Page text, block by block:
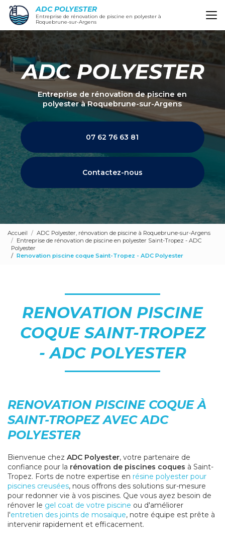
Aller
contenu
principal
ADC POLYESTER
Entreprise de rénovation de piscine en polyester à
Roquebrune-sur-Argens
Entreprise de rénovation de piscine en
polyesterà Roquebrune-sur-Argens
07 62 76 63 81
Contactez-nous
Accueil
ADC Polyester, rénovation de piscine à Roquebrune-sur-Argens
Entreprise de rénovation de piscine en polyester Saint-Tropez - ADC
Polyester
Renovation piscine coque Saint-Tropez - ADC Polyester
RENOVATION PISCINE
COQUE SAINT-TROPEZ
- ADC POLYESTER
RENOVATION PISCINE COQUE À
SAINT-TROPEZ AVEC ADC
POLYESTER
Bienvenue chez ADC Polyester, votre partenaire de
confiance pour la rénovation de piscines coques à Saint-
Tropez. Forts de notre expertise en résine polyester pour
piscines creusées, nous offrons des solutions sur-mesure
pour redonner vie à vos piscines. Que vous ayez besoin de
rénover le gel coat de votre piscine ou d'améliorer
l'entretien des joints de mosaïque, notre équipe est prête à
intervenir rapidement et efficacement.